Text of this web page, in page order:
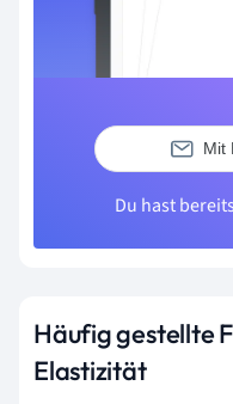
Mit
Du hast
Häufig gestellte
Elastizität